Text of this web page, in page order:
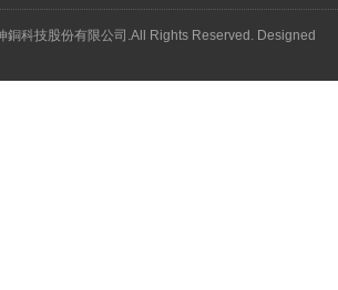
科技股份有限公司.All Rights Reserved. Designed